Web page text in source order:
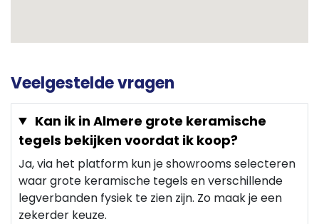
Veelgestelde vragen
Kan ik in Almere grote keramische
tegels bekijken voordat ik koop?
Ja, via het platform kun je showrooms selecteren
waar grote keramische tegels en verschillende
legverbanden fysiek te zien zijn. Zo maak je een
zekerder keuze.